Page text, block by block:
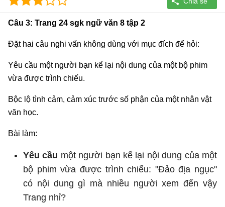
Câu 3: Trang 24 sgk ngữ văn 8 tập 2
Đặt hai câu nghi vấn không dùng với mục đích để hỏi:
Yêu cầu một người bạn kể lại nội dung của một bộ phim
vừa được trình chiếu.
Bộc lộ tình cảm, cảm xúc trước số phận của một nhân vật
văn học.
Bài làm:
Yêu cầu một người bạn kể lại nội dung của một
bộ phim vừa được trình chiếu: "Đảo địa ngục"
có nội dung gì mà nhiều người xem đến vậy
Trang nhỉ?